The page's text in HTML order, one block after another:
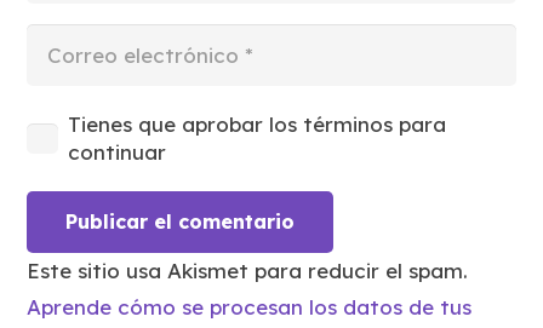
Tienes que aprobar los términos para
continuar
Publicar el comentario
Este sitio usa Akismet para reducir el spam.
Aprende cómo se procesan los datos de tus